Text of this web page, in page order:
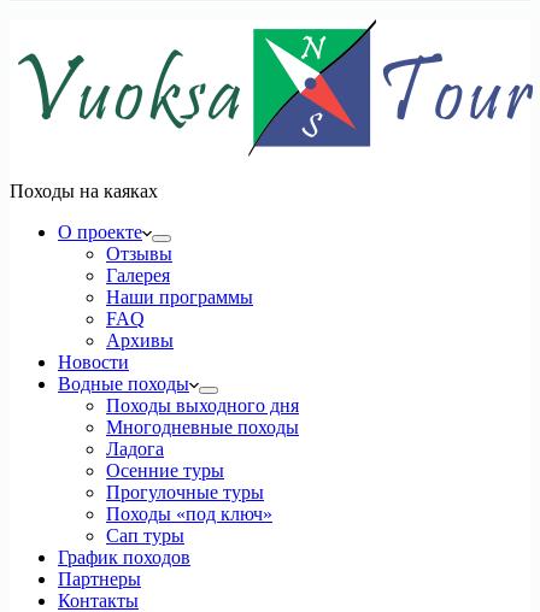
Походы на каяках
О проекте
Отзывы
Галерея
Наши программы
FAQ
Архивы
Новости
Водные походы
Походы выходного дня
Многодневные походы
Ладога
Осенние туры
Прогулочные туры
Походы «под ключ»
Сап туры
График походов
Партнеры
Контакты